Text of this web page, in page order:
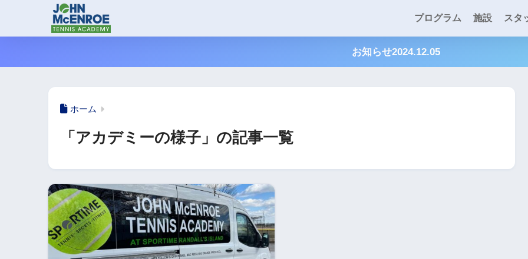
プログラム 施設 スタ
お知らせ2024.12.05
ホーム
「アカデミーの様子」の記事一覧